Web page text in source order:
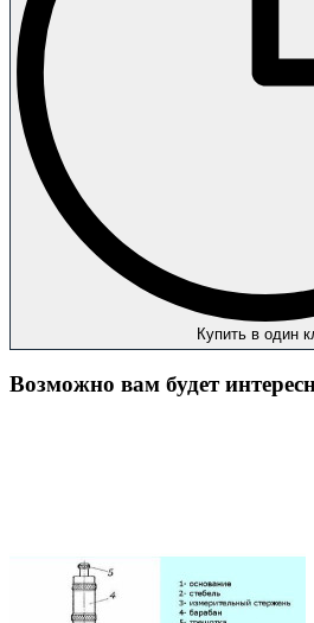
Купить в один
Возможно вам будет